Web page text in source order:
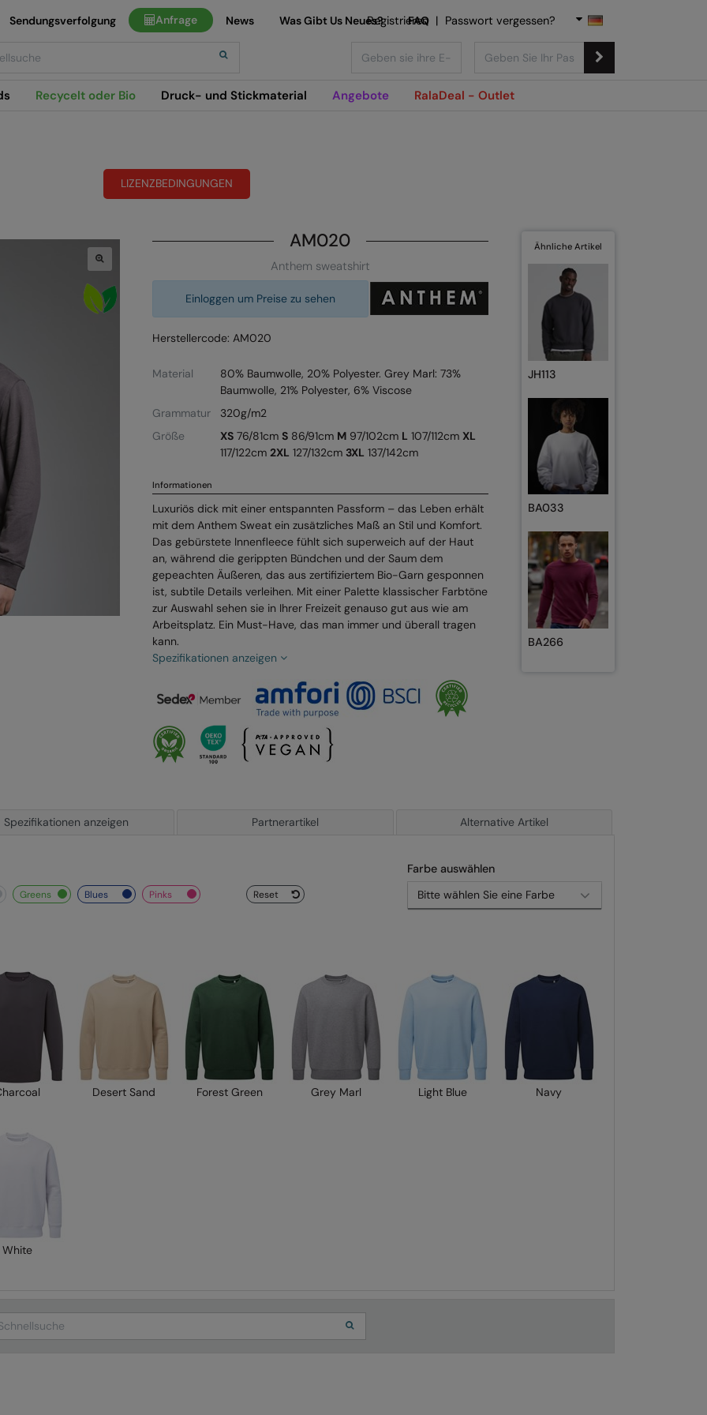
Recycelt oder Bio Druck- und Stickmaterial Angebote RalaDeal - Outlet
Sendungsverfolgung Anfrage News Was Gibt Us Neues? FAQ
Registrieren | Passwort vergessen?
LIZENZBEDINGUNGEN
AM020
Anthem sweatshirt
Einloggen um Preise zu sehen
Herstellercode: AM020
Material
80% Baumwolle, 20% Polyester. Grey Marl: 73%
Baumwolle, 21% Polyester, 6% Viscose
Grammatur
320g/m2
Größe
XS76/81cm S86/91cm M97/102cm L 107/112cm XL
117/122cm 2XL 127/132cm 3XL 137/142cm
Informationen
Luxuriös dick mit einer entspannten Passform – das Leben erhält
mit dem Anthem Sweat ein zusätzliches Maß an Stil und Komfort.
Das gebürstete Innenfleece fühlt sich superweich auf der Haut
an, während die gerippten Bündchen und der Saum dem
gepeachten Äußeren, das aus zertifiziertem Bio-Garn gesponnen
ist, subtile Details verleihen. Mit einer Palette klassischer Farbtöne
zur Auswahl sehen sie in Ihrer Freizeit genauso gut aus wie am
Arbeitsplatz. Ein Must-Have, das man immer und überall tragen
kann.
Spezifikationen anzeigen
Ähnliche Artikel
JH113
BA033
BA266
Spezifikationen anzeigen Partnerartikel Alternative Artikel
Farbe auswählen
Reset
greens blues pinks
Desert Sand Forest Green Grey Marl Light Blue Navy
White